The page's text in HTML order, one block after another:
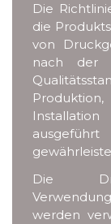
Die
die
von
nach der
Die
werden